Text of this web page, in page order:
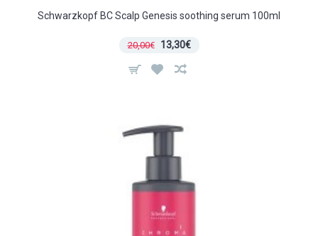
Schwarzkopf BC Scalp Genesis soothing serum 100ml
20,00€ 13,30€